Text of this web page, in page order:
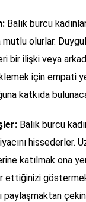
Balık burcu
olurlar.
ilişki veya
için empati
katkıda
Balık burcu
hissederler.
katılmak ona
ettiğinizi
paylaşmaktan